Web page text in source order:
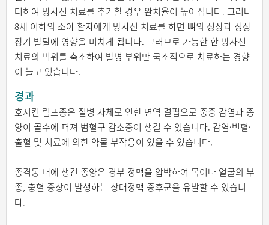
더하여 방사선 치료를 추가할 경우 완치율이 높아집니다. 그러나
8세 이하의 소아 환자에게 방사선 치료를 하면 뼈의 성장과 정상
장기 발달에 영향을 미치게 됩니다. 그러므로 가능한 한 방사선
치료의 범위를 축소하여 발병 부위만 국소적으로 치료하는 경향
이 늘고 있습니다.
경과
호지킨 림프종은 질병 자체로 인한 면역 결핍으로 중증 감염과 종
양이 골수에 퍼져 범혈구 감소증이 생길 수 있습니다. 감염·빈혈·
출혈 및 치료에 의한 약물 부작용이 있을 수 있습니다.
종격동 내에 생긴 종양은 경부 정맥을 압박하여 목이나 얼굴의 부
종, 충혈 증상이 발생하는 상대정맥 증후군을 유발할 수 있습니
다.